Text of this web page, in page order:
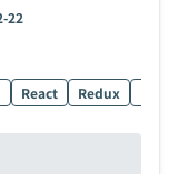
22
React Redux